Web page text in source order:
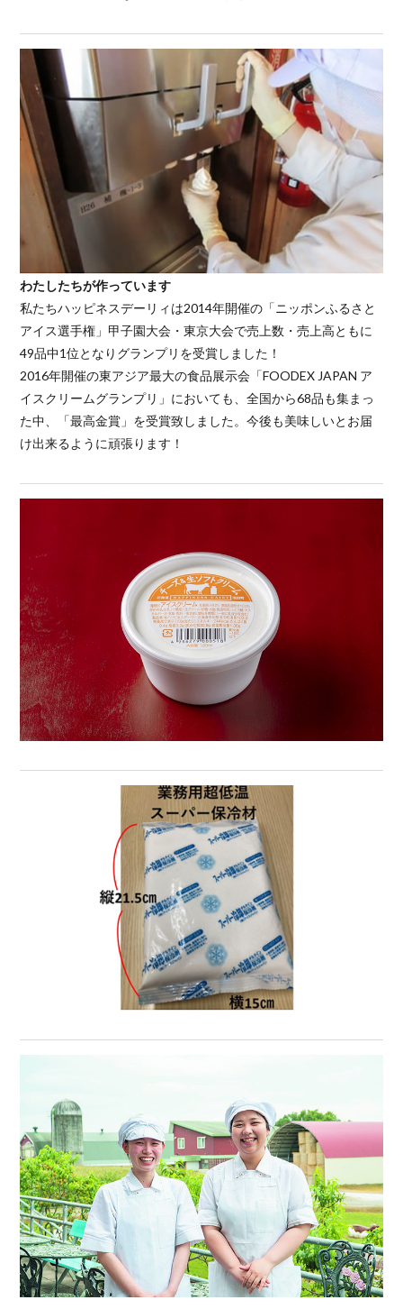
わたしたちが作っています
私たちハッピネスデーリィは2014年開催の「ニッポンふるさと
アイス選手権」甲子園大会・東京大会で売上数・売上高ともに
49品中1位となりグランプリを受賞しました！
2016年開催の東アジア最大の食品展示会「FOODEX JAPAN ア
イスクリームグランプリ」においても、全国から68品も集まっ
た中、「最高金賞」を受賞致しました。今後も美味しいとお届
け出来るように頑張ります！